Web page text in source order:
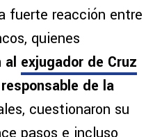
Joel Huiqui para Leagues Cup
quiere dejar atrás su deuda
fuerte reacción entre
quienes
exjugador de Cruz